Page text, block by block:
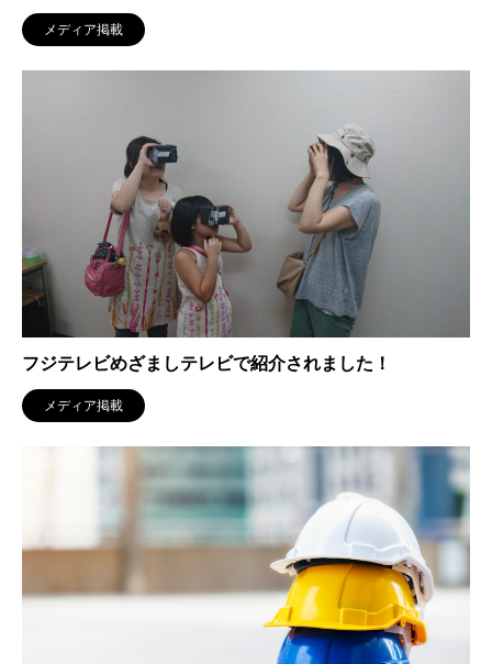
メディア掲載
フジテレビめざましテレビで紹介されました！
メディア掲載